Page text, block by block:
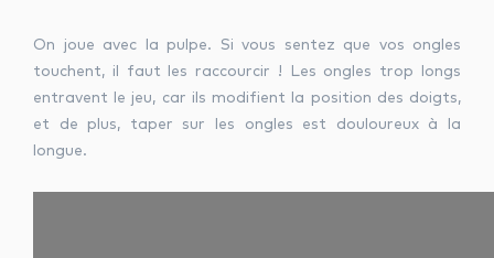
On joue avec la pulpe. Si vous sentez que vos ongles
touchent, il faut les raccourcir ! Les ongles trop longs
entravent le jeu, car ils modifient la position des doigts,
et de plus, taper sur les ongles est douloureux à la
longue.